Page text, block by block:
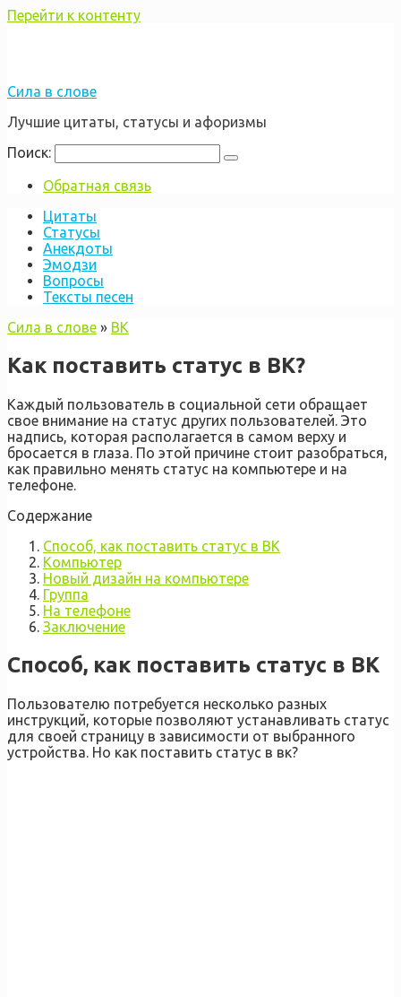
Перейти к контенту
Сила в слове
Лучшие цитаты, статусы и афоризмы
Поиск:
Обратная связь
Цитаты
Статусы
Анекдоты
Эмодзи
Вопросы
Тексты песен
Сила в слове » ВК
Как поставить статус в ВК?
Каждый пользователь в социальной сети обращает
свое внимание на статус других пользователей. Это
надпись, которая располагается в самом верху и
бросается в глаза. По этой причине стоит разобраться,
как правильно менять статус на компьютере и на
телефоне.
Содержание
Способ, как поставить статус в ВК
Компьютер
Новый дизайн на компьютере
Группа
На телефоне
Заключение
Способ, как поставить статус в ВК
Пользователю потребуется несколько разных
инструкций, которые позволяют устанавливать статус
для своей страницу в зависимости от выбранного
устройства. Но как поставить статус в вк?